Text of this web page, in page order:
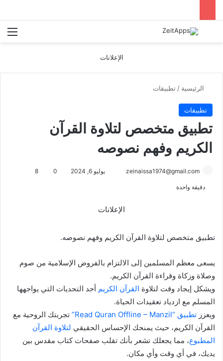
بحث عن
الإعلانات
الرئيسية / تطبيقات
تطبيقات
تطبيق متخصص لتلاوة القرآن
الكريم وفهم نصوصه
zeinaissa1974@gmail.com يوليو 6, 2024 0
8
دقيقة واحدة
الإعلانات
تطبيق متخصص لتلاوة القرآن الكريم وفهم نصوصه.
يسعى معظم المسلمين إلى الالتزام بالفروض الإسلامية من صوم
وصلاة وزكاة وقراءة القرآن الكريم.
ويشكل إيجاد وقت لتلاوة القرآن الكريم أحد التحديات التي يواجهها
المسلم مع ازدياد تعقيدات الحياة.
ويعزز تطبيق “Read Quran Offline – Manzil”
تجربتك الروحية مع
القرآن الكريم، حيث يمنحك الإحساس الحقيقي لتلاوة القرآن
المطبوع، مما يجعلك تشعر بأنك تقلب صفحات كتاب مقدس بين
يديك، في أي وقت وأي مكان.